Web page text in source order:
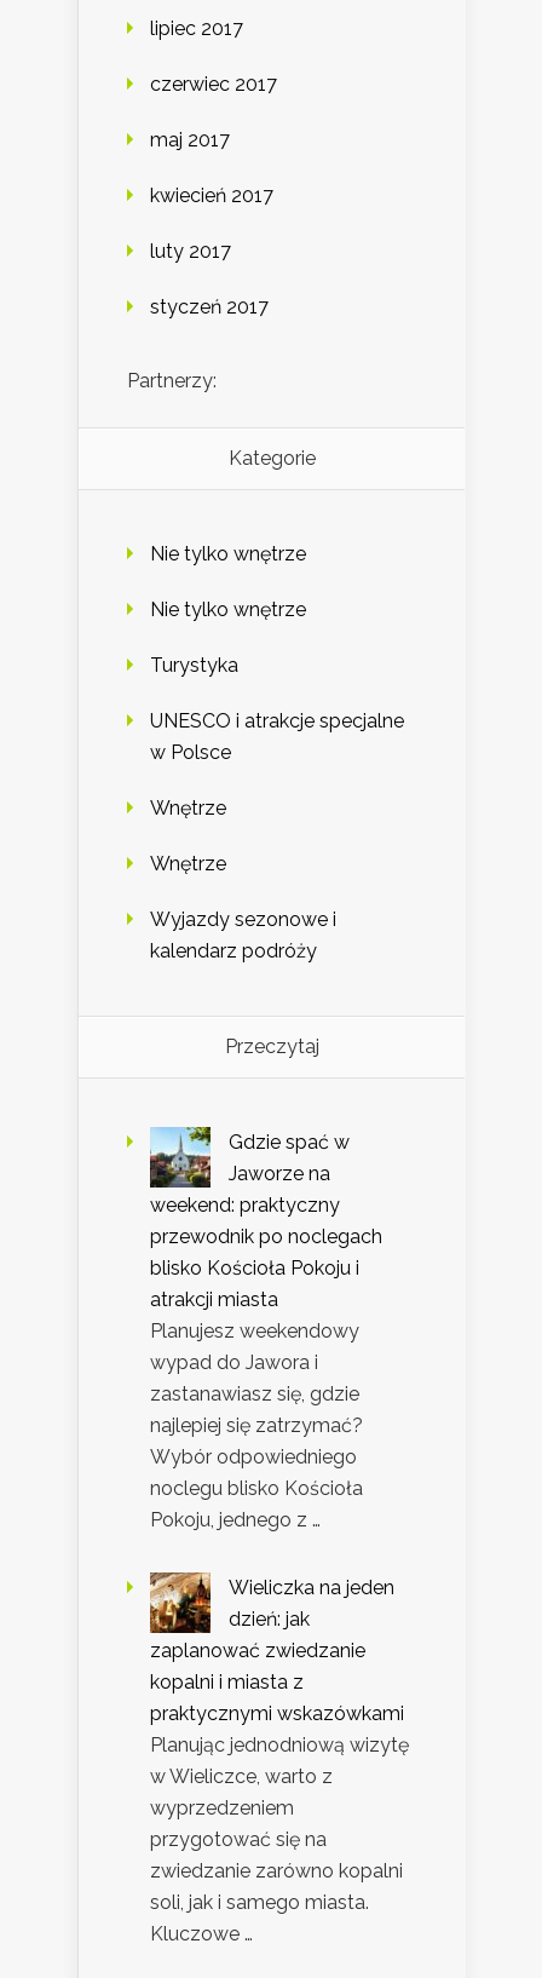
lipiec 2017
czerwiec 2017
maj 2017
kwiecień 2017
luty 2017
styczeń 2017
Partnerzy:
Kategorie
Nie tylko wnętrze
Nie tylko wnętrze
Turystyka
UNESCO i atrakcje specjalne
w Polsce
Wnętrze
Wnętrze
Wyjazdy sezonowe i
kalendarz podróży
Przeczytaj
Gdzie spać w
Jaworze na
weekend: praktyczny
przewodnik po noclegach
blisko Kościoła Pokoju i
atrakcji miasta
Planujesz weekendowy
wypad do Jawora i
zastanawiasz się, gdzie
najlepiej się zatrzymać?
Wybór odpowiedniego
noclegu blisko Kościoła
Pokoju, jednego z …
Wieliczka na jeden
dzień: jak
zaplanować zwiedzanie
kopalni i miasta z
praktycznymi wskazówkami
Planując jednodniową wizytę
w Wieliczce, warto z
wyprzedzeniem
przygotować się na
zwiedzanie zarówno kopalni
soli, jak i samego miasta.
Kluczowe …